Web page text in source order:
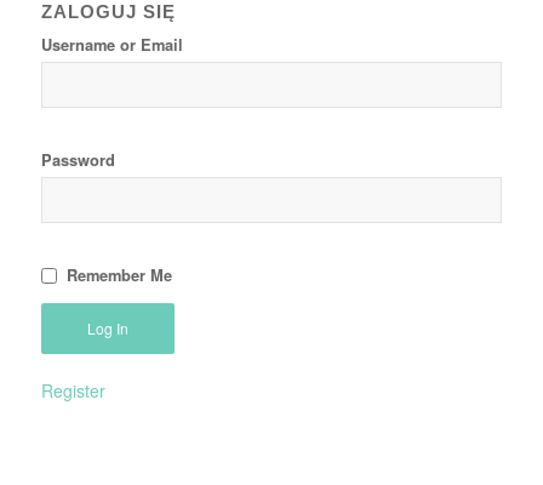
ZALOGUJ SIĘ
Username or Email
Password
Remember Me
Register